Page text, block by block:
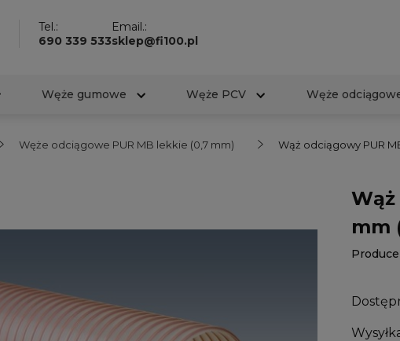
Tel.:
690 339 533
Email.:
sklep@fi100.pl
Węże gumowe Węże PCV Węże
Węże odciągowe PUR MB lekkie (0,7 mm) Wąż odciągowy PUR
mm